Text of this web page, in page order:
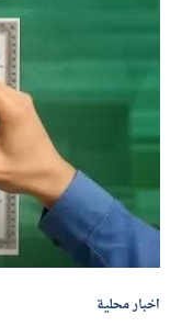
اخبار محلية